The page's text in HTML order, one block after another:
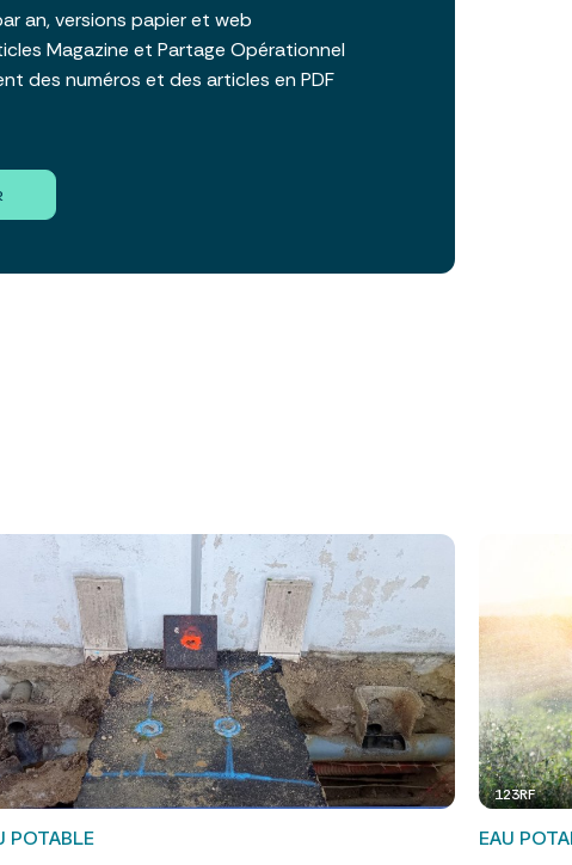
an, versions papier et web
Magazine et Partage Opérationnel
des numéros et des articles en PDF
POTABLE
123RF
EAU